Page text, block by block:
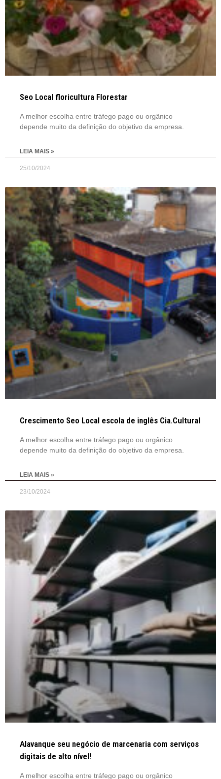
Seo Local floricultura Florestar
A melhor escolha entre tráfego pago ou orgânico
depende muito da definição do objetivo da empresa.
LEIA MAIS »
25/10/2024
Crescimento Seo Local escola de inglês Cia.Cultural
A melhor escolha entre tráfego pago ou orgânico
depende muito da definição do objetivo da empresa.
LEIA MAIS »
23/10/2024
Alavanque seu negócio de marcenaria com serviços
digitais de alto nível!
A melhor escolha entre tráfego pago ou orgânico